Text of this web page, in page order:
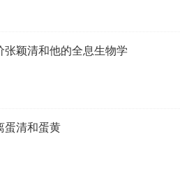
张颖清和他的全息生物学
蛋清和蛋黄